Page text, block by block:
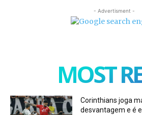
- Advertisment -
MOST
Corinthians joga
desvantagem e é